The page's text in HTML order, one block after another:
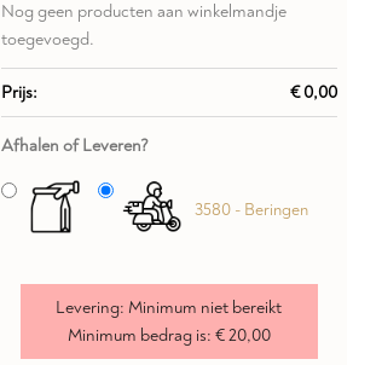
Nog geen producten aan winkelmandje
toegevoegd.
Prijs: € 0,00
Afhalen of Leveren?
3580 - Beringen
Levering: Minimum niet bereikt
Minimum bedrag is: € 20,00